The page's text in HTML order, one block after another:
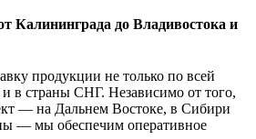
Калининграда до Владивостока и
продукции не только по всей
в страны СНГ. Независимо от того,
— на Дальнем Востоке, в Сибири
— мы обеспечим оперативное